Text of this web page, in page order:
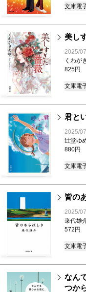
文庫電
美し
2025/
くわが
825円
文庫電
君と
2025/
辻堂ゆ
880円
文庫電
皆の
2025/
乗代雄
572円
文庫電
なん
つか